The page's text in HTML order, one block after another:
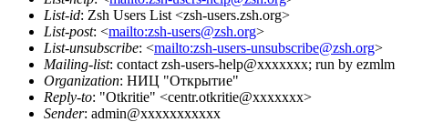
List-id: Zsh Users List <zsh-users.zsh.org>
List-post: <mailto:zsh-users@zsh.org>
List-unsubscribe: <mailto:zsh-users-unsubscribe@zsh.org>
Mailing-list: contact zsh-users-help@xxxxxxx; run by ezmlm
Organization: НИЦ "Открытие"
Reply-to: "Otkritie" <centr.otkritie@xxxxxxx>
Sender: admin@xxxxxxxxxxx